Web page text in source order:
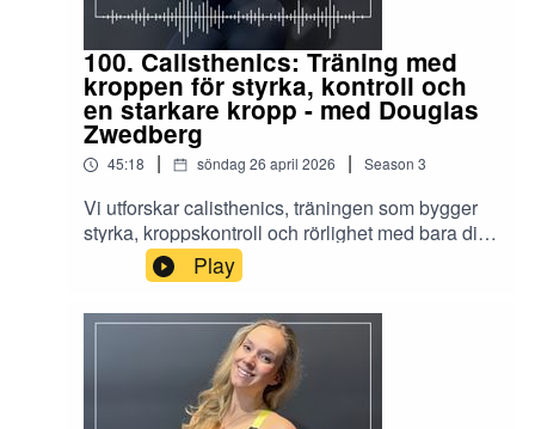
100. Calisthenics: Träning med
kroppen för styrka, kontroll och
en starkare kropp - med Douglas
Zwedberg
45:18 | söndag 26 april 2026 | Season 3
Vi utforskar calisthenics, träningen som bygger
styrka, kroppskontroll och rörlighet med bara din
egen kroppsvikt. Praktiska tips, smarta
progressioner och hur du utvecklas oavsett nivå.
För att fördjupa dig mer inom Calisthenicsträning
läs vår artikel här.
https://www.sporthalsa.se/artiklar/calisthenics-
kroppsviktstraningens-konst-och-3-muscle-up-
Play